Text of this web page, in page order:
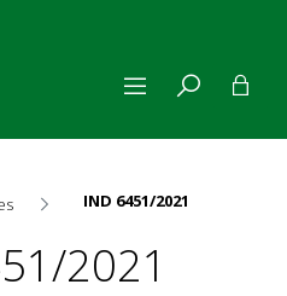
IND 6451/2021
2021